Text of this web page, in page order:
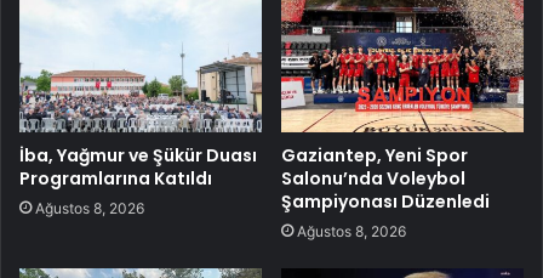
İba, Yağmur ve Şükür Duası
Programlarına Katıldı
Ağustos 8, 2026
Gaziantep, Yeni Spor
Salonu’nda Voleybol
Şampiyonası Düzenledi
Ağustos 8, 2026